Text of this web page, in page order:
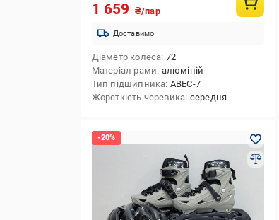
1 659 ₴/пар
Доставимо
Діаметр колеса 72
Матеріал рами алюміній
Тип підшипника ABEC-7
Жорсткість черевика середня